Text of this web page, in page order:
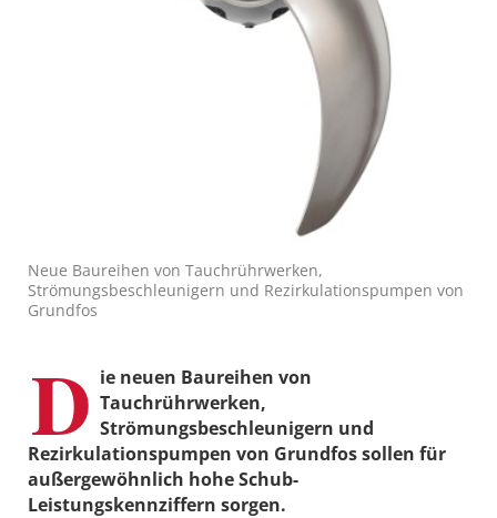
Neue Baureihen von Tauchrührwerken,
Strömungsbeschleunigern und Rezirkulationspumpen von
Grundfos
D ie neuen Baureihen von
Tauchrührwerken,
Strömungsbeschleunigern und
Rezirkulationspumpen von Grundfos sollen für
außergewöhnlich hohe Schub-
Leistungskennziffern sorgen.